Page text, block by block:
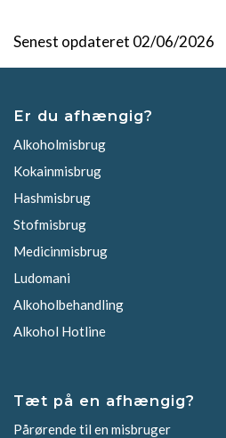
Senest opdateret 02/06/2026
Er du afhængig?
Alkoholmisbrug
Kokainmisbrug
Hashmisbrug
Stofmisbrug
Medicinmisbrug
Ludomani
Alkoholbehandling
Alkohol Hotline
Tæt på en afhængig?
Pårørende til en misbruger